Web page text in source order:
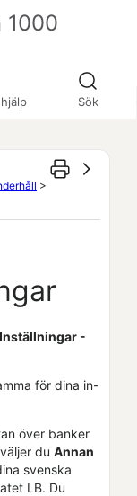
Sök
1000
>
-
för dina in-
över banker
du Annan
svenska
LB. Du